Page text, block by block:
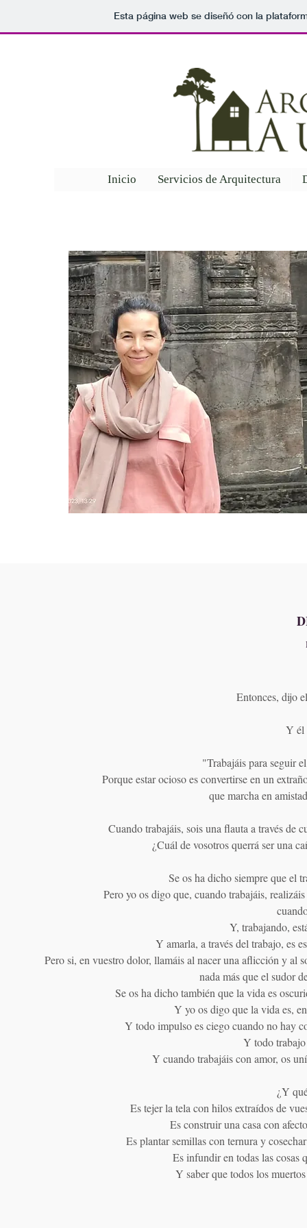
Esta página web se diseñó con la
Inicio Servicios de Arquitectura
Entonces, dijo
Y él
"Trabajáis para seguir
Porque estar ocioso es convertirse en un
que marcha en
Cuando trabajáis, sois una flauta a través de
¿Cuál de vosotros querrá ser una
Se os ha dicho siempre que el
Pero yo os digo que, cuando trabajáis,
Y, trabajando,
Y amarla, a través del trabajo, es
Pero si, en vuestro dolor, llamáis al nacer una aflicción y al
nada más que el sudor
Se os ha dicho también que la vida es
Y yo os digo que la vida es,
Y todo impulso es ciego cuando no hay
Y todo
Y cuando trabajáis con amor, os
¿Y
Es tejer la tela con hilos extraídos de
Es construir una casa con
Es plantar semillas con ternura y
Es infundir en todas las cosas
Y saber que todos los